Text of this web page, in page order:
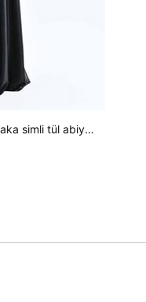
Dipmoda kadın siyah v yaka simli tül abiye elbise DPS9223